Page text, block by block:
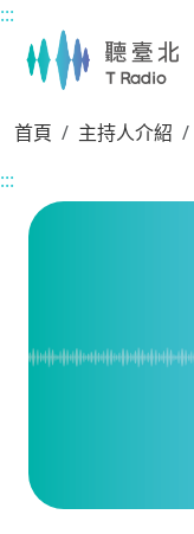
主要內容區塊
:::
首頁 主持人介紹
:::